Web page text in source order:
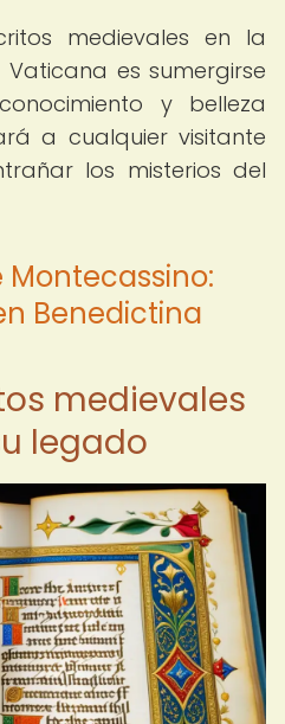
medievales en la
es sumergirse
y belleza
a cualquier visitante
los misterios del
Montecassino:
Benedictina
medievales
legado